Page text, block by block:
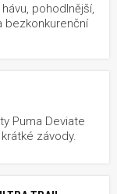
pohodlnější,
bezkonkurenční
Puma Deviate
závody.